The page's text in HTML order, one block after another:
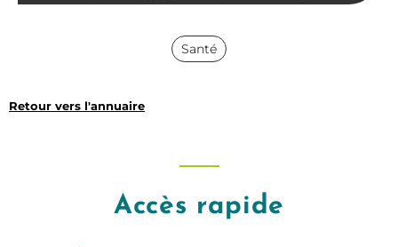
Santé
Retour vers l'annuaire
Accès rapide